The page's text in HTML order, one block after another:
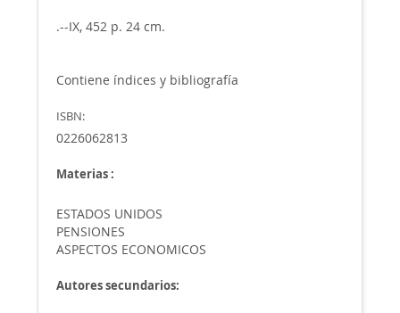
.--IX, 452 p. 24 cm.
Contiene índices y bibliografía
ISBN:
0226062813
Materias :
ESTADOS UNIDOS
PENSIONES
ASPECTOS ECONOMICOS
Autores secundarios: